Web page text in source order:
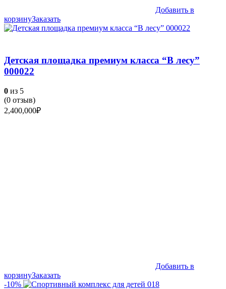
Добавить в
корзинуЗаказать
Детская площадка премиум класса “В лесу”
000022
0 из 5
(0 отзыв)
2,400,000₽
Добавить в
корзинуЗаказать
-10%